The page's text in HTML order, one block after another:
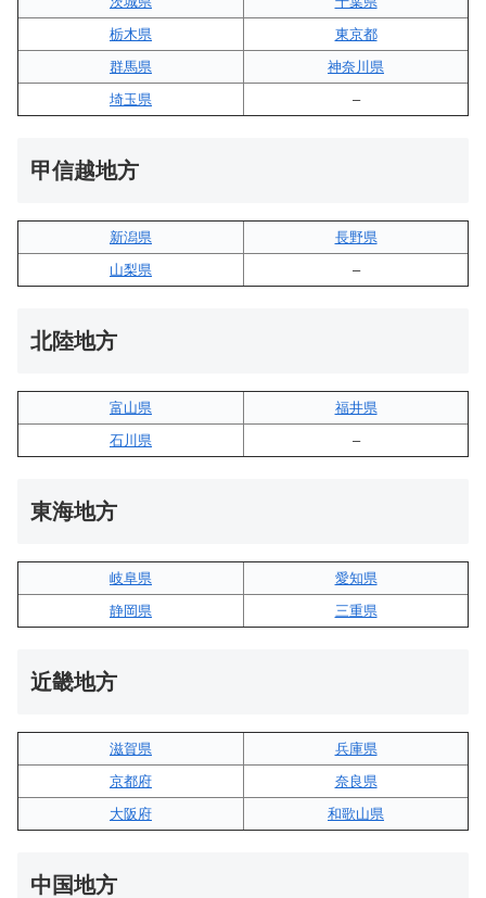
栃木県
東京都
群馬県
神奈川県
埼玉県
–
甲信越地方
新潟県
長野県
山梨県
–
北陸地方
富山県
福井県
石川県
–
東海地方
岐阜県
愛知県
静岡県
三重県
近畿地方
滋賀県
兵庫県
京都府
奈良県
大阪府
和歌山県
中国地方